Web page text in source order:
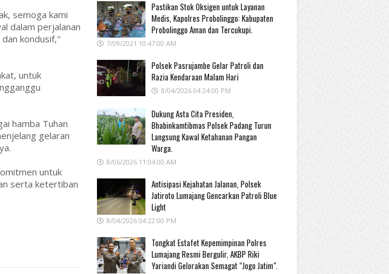
semoga kami
dalam perjalanan
kondusif,"
untuk
hamba Tuhan
gelaran
untuk
serta ketertiban
Pastikan Stok Oksigen untuk Layanan
Medis, Kapolres Probolinggo: Kabupaten
Probolinggo Aman dan Tercukupi.
7/09/2021 10:47:00 AM
Polsek Pasrujambe Gelar Patroli dan
Razia Kendaraan Malam Hari
8/04/2026 04:24:00 PM
Dukung Asta Cita Presiden,
Bhabinkamtibmas Polsek Padang Turun
Langsung Kawal Ketahanan Pangan
Warga.
8/06/2026 11:04:00 AM
Antisipasi Kejahatan Jalanan, Polsek
Jatiroto Lumajang Gencarkan Patroli Blue
Light
8/04/2026 04:22:00 PM
Tongkat Estafet Kepemimpinan Polres
Lumajang Resmi Bergulir, AKBP Riki
Yariandi Gelorakan Semagat “Jogo Jatim".